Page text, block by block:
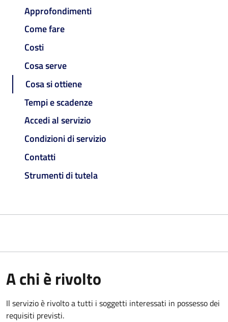
Approfondimenti
Come fare
Costi
Cosa serve
Cosa si ottiene
Tempi e scadenze
Accedi al servizio
Condizioni di servizio
Contatti
Strumenti di tutela
A chi è rivolto
Il servizio è rivolto a tutti i soggetti interessati in possesso dei
requisiti previsti.